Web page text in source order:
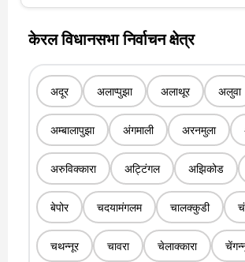
केरल विधानसभा निर्वाचन क्षेत्र
अदूर अलाप्पुझा अलाथूर अलुवा
अम्बालापुझा अंगमाली अरनमुला
अरुविक्कारा अट्टिंगल अझिकोड
बेपोर चदयामंगलम चालक्कुडी
चथन्नूर चावरा चेलाक्कारा